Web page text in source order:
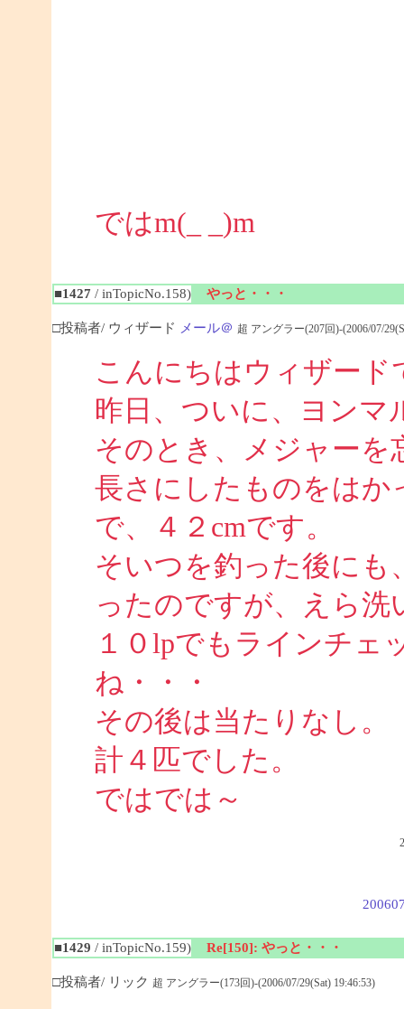
ではm(_ _)m
■1427 / inTopicNo.158) やっと・・・
□投稿者/ ウィザード メール＠ 超 アングラー(207回)-(2006/07/
こんにちはウィザード
昨日、ついに、ヨンマ
そのとき、メジャー
長さにしたものをはか
で、４２cmです。
そいつを釣った後にも
ったのですが、えら
１０lpでもラインチェ
ね・・・
その後は当たりなし。
計４匹でした。
ではでは～
■1429 / inTopicNo.159) Re[150]: やっと・・・
□投稿者/ リック 超 アングラー(173回)-(2006/07/29(Sat) 19:46:53)